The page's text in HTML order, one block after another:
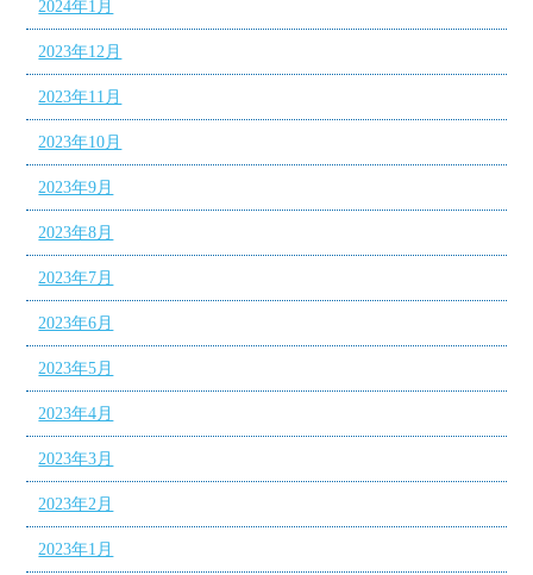
2024年1月
2023年12月
2023年11月
2023年10月
2023年9月
2023年8月
2023年7月
2023年6月
2023年5月
2023年4月
2023年3月
2023年2月
2023年1月